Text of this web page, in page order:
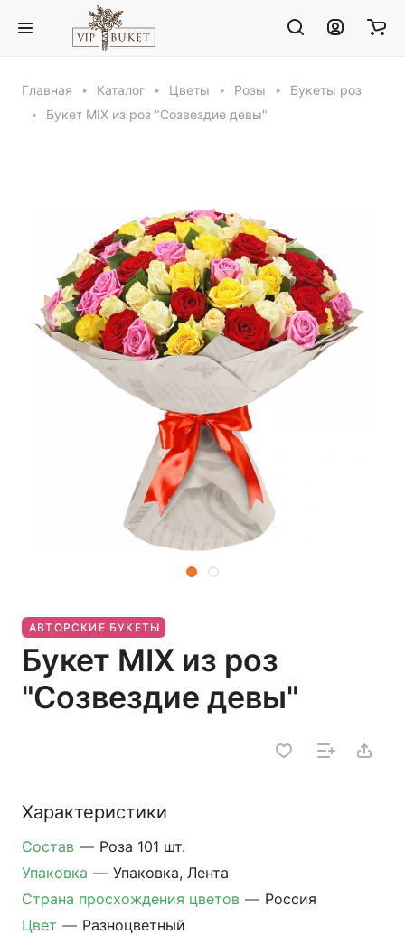
Главная Каталог Цветы Розы
Букеты роз
Букет MIX из роз "Созвездие девы"
АВТОРСКИЕ БУКЕТЫ
Букет MIX из роз
"Созвездие девы"
Характеристики
Состав — Роза 101 шт.
Упаковка — Упаковка, Лента
Страна просхождения цветов — Россия
Цвет — Разноцветный